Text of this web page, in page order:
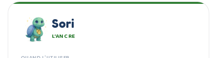
Sori
L’ANCRE